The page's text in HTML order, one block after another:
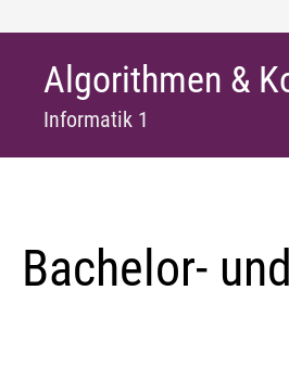
Algorithmen &
Informatik 1
Bachelor-